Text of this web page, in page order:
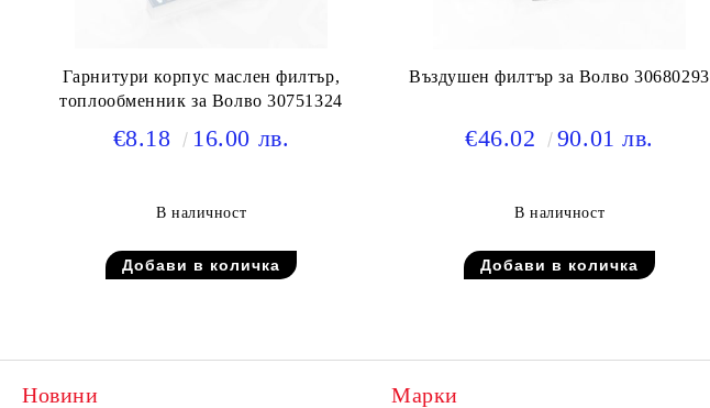
Гарнитури корпус маслен филтър,
топлообменник за Волво 30751324
€8.18 16.00 лв.
В наличност
Въздушен филтър за Волво 30680293
€46.02 90.01 лв.
В наличност
Новини Марки